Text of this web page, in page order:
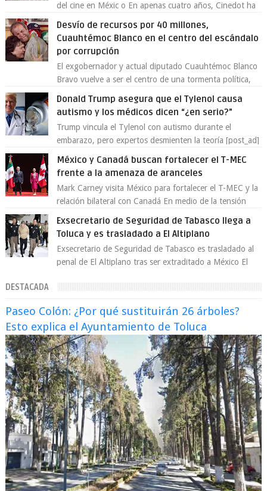
del cine en Méxic o En apenas cuatro años, Cinedot ha
demostrado que es posible reinve...
Desvío de recursos por 40 millones,
Cuauhtémoc Blanco en el centro del escándalo
por corrupción
El exgobernador y actual diputado Cuauhtémoc Blanco
Bravo vuelve a ser el centro de una tormenta política,
Donald Trump asegura que el Tylenol causa
autismo y los médicos dicen “¿en serio?”
Trump vincula el Tylenol con autismo durante el
embarazo, pero expertos desmienten la teoría [post_ad]
México y Canadá buscan fortalecer el T-MEC
frente a la amenaza de aranceles
Mark Carney visita México para fortalecer el T-MEC y la
relación bilateral con Canadá En medio de la tensión
Exsecretario de Seguridad de Tabasco llega a
Toluca y es trasladado a El Altiplano
Exsecretario de Seguridad de Tabasco es trasladado al
penal de El Altiplano tras ser extraditado a México El
DESTACADA
Paseo Colón: ¿Por qué sustituirán 26 árboles?
Esto explica el Ayuntamiento de Toluca